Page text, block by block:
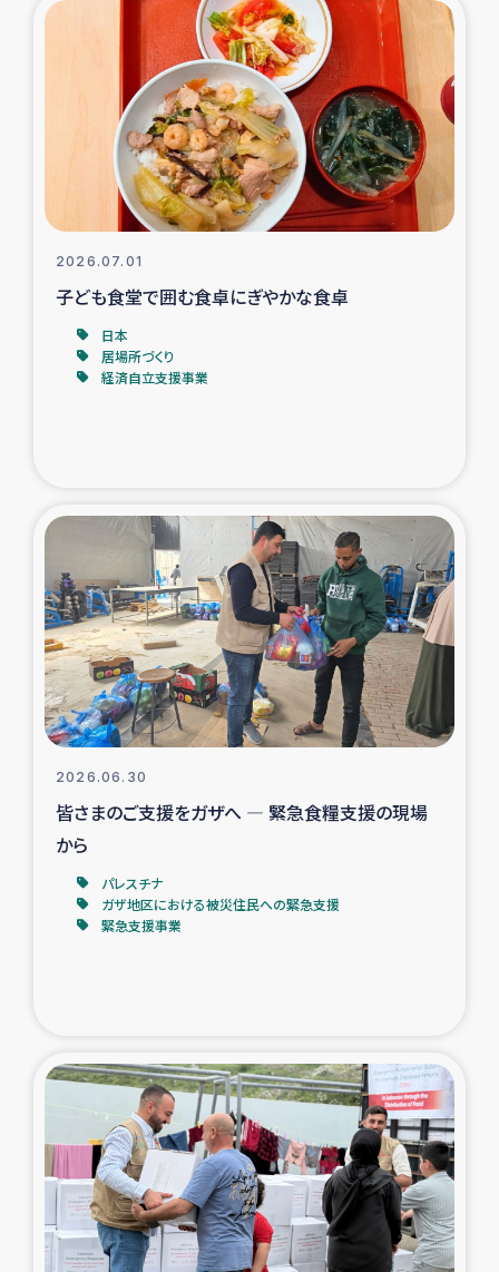
スリランカ南部洪水被災者支援
スリランカの南北女性をつなぐサリー・リサイクル・プロ
ジェクト
復興支援事業
民際教育事業
ミャンマー緊急支援
タイ国境ミャンマー移民子ども支援
漁民によるマングローブ植林活動
レバノンでのシリア難民への食糧・越冬支援
レバノンにおける緊急支援
レバノンでのシリア難民への教育支援事業
海外ルーツの市民との共生
復興応援隊の活動
仮設住宅生活支援・農業復興支援
漁業復興支援
2026.07.01
子ども食堂で囲む食卓にぎやかな食卓
日本
居場所づくり
経済自立支援事業
2026.06.30
皆さまのご支援をガザへ ― 緊急食糧支援の現場
から
パレスチナ
ガザ地区における被災住民への緊急支援
緊急支援事業